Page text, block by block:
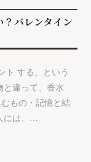
バレンタイン
ト する、という
違って、香水
もの・記憶と結
には、…